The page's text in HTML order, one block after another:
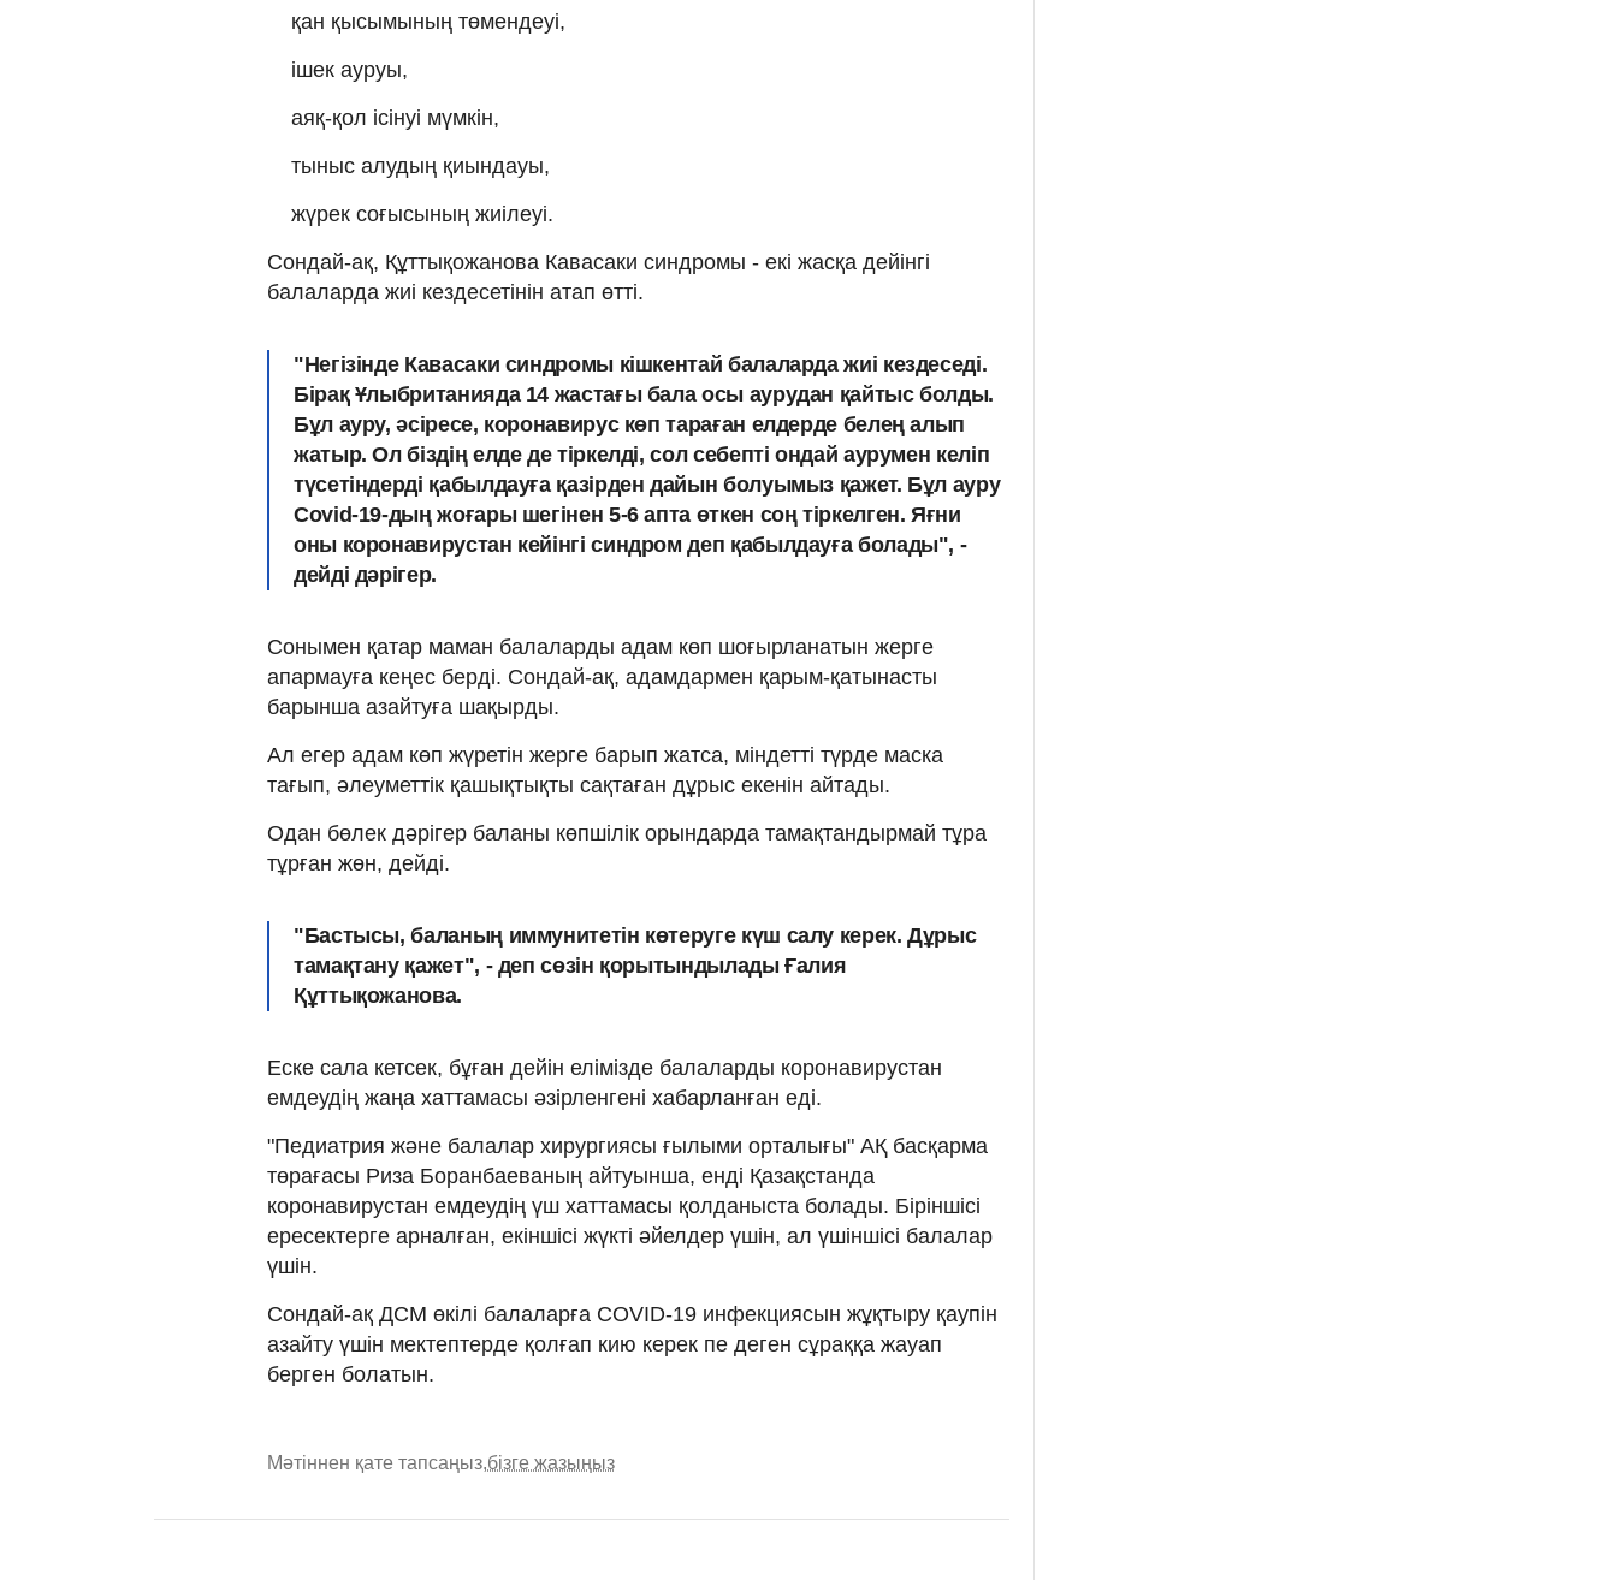
қан қысымының төмендеуі,
ішек ауруы,
аяқ-қол ісінуі мүмкін,
тыныс алудың қиындауы,
жүрек соғысының жиілеуі.
Сондай-ақ, Құттықожанова Кавасаки синдромы - екі жасқа дейінгі
балаларда жиі кездесетінін атап өтті.
"Негізінде Кавасаки синдромы кішкентай балаларда жиі кездеседі.
Бірақ Ұлыбританияда 14 жастағы бала осы аурудан қайтыс болды.
Бұл ауру, әсіресе, коронавирус көп тараған елдерде белең алып
жатыр. Ол біздің елде де тіркелді, сол себепті ондай аурумен келіп
түсетіндерді қабылдауға қазірден дайын болуымыз қажет. Бұл ауру
Covid-19-дың жоғары шегінен 5-6 апта өткен соң тіркелген. Яғни
оны коронавирустан кейінгі синдром деп қабылдауға болады", -
дейді дәрігер.
Сонымен қатар маман балаларды адам көп шоғырланатын жерге
апармауға кеңес берді. Сондай-ақ, адамдармен қарым-қатынасты
барынша азайтуға шақырды.
Ал егер адам көп жүретін жерге барып жатса, міндетті түрде маска
тағып, әлеуметтік қашықтықты сақтаған дұрыс екенін айтады.
Одан бөлек дәрігер баланы көпшілік орындарда тамақтандырмай тұра
тұрған жөн, дейді.
"Бастысы, баланың иммунитетін көтеруге күш салу керек. Дұрыс
тамақтану қажет", - деп сөзін қорытындылады Ғалия
Құттықожанова.
Еске сала кетсек, бұған дейін елімізде балаларды коронавирустан
емдеудің жаңа хаттамасы әзірленгені хабарланған еді.
"Педиатрия және балалар хирургиясы ғылыми орталығы" АҚ басқарма
төрағасы Риза Боранбаеваның айтуынша, енді Қазақстанда
коронавирустан емдеудің үш хаттамасы қолданыста болады. Біріншісі
ересектерге арналған, екіншісі жүкті әйелдер үшін, ал үшіншісі балалар
үшін.
Сондай-ақ ДСМ өкілі балаларға COVID-19 инфекциясын жұқтыру қаупін
азайту үшін мектептерде қолғап кию керек пе деген сұраққа жауап
берген болатын.
Мәтіннен қате тапсаңыз,бізге жазыңыз